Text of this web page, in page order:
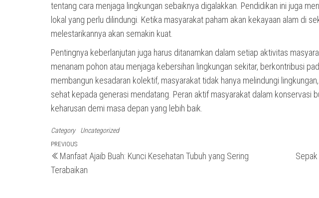
tentang cara menjaga lingkungan sebaiknya digalakkan. Pendidikan ini juga
lokal yang perlu dilindungi. Ketika masyarakat paham akan kekayaan alam di
melestarikannya akan semakin kuat.
Pentingnya keberlanjutan juga harus ditanamkan dalam setiap aktivitas
menanam pohon atau menjaga kebersihan lingkungan sekitar, berkontribusi
membangun kesadaran kolektif, masyarakat tidak hanya melindungi
sehat kepada generasi mendatang. Peran aktif masyarakat dalam konservasi
keharusan demi masa depan yang lebih baik.
Category Uncategorized
Post
navigation
Previous
Post
PREVIOUS
Manfaat Ajaib Buah: Kunci Kesehatan Tubuh yang Sering
Terabaikan